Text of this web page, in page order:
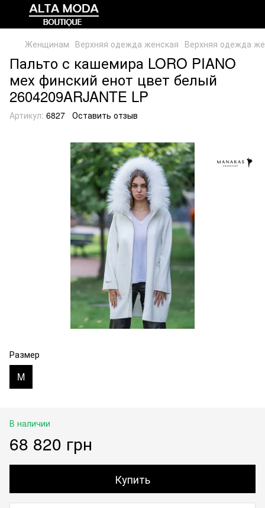
Женщинам Верхняя одежда женская Верхняя одежда
Пальто с кашемира LORO PIANO
мех финский енот цвет белый
2604209ARJANTE LP
Артикул: 6827 Оставить отзыв
Размер
M
В наличии
68 820 грн
Купить